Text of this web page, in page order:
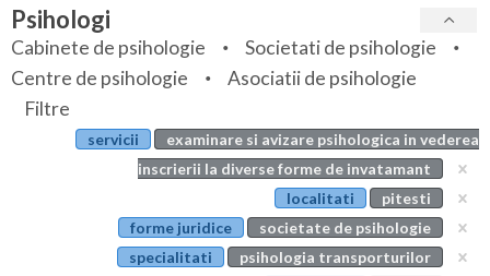
Bihor
Bistrita-Nasaud
Botosani
Specialitati
Servicii
Articole
Evenimente
Membri
Psihologi
Cabinete de psihologie
Societati de psihologie
Centre de psihologie
Asociatii de psihologie
Filtre
servicii
examinare si avizare psihologica in vederea
inscrierii la diverse forme de invatamant
localitati
pitesti
forme juridice
societate de psihologie
specialitati
psihologia transporturilor